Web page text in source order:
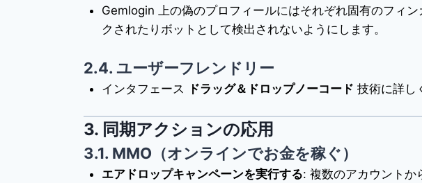
Gemlogin 上の偽のプロフィールにはそれぞれ固有のフィ
クされたりボットとして検出されないようにします。
2.4. ユーザーフレンドリー
インタフェース ドラッグ＆ドロップノーコード 技術に詳し
3. 同期アクションの応用
3.1. MMO（オンラインでお金を稼ぐ）
エアドロップキャンペーンを実行する: 複数のアカウントか